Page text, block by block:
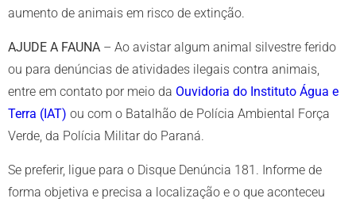
aumento de animais em risco de extinção.
AJUDE A FAUNA – Ao avistar algum animal silvestre ferido
ou para denúncias de atividades ilegais contra animais,
entre em contato por meio da Ouvidoria do Instituto Água e
Terra (IAT) ou com o Batalhão de Polícia Ambiental Força
Verde, da Polícia Militar do Paraná.
Se preferir, ligue para o Disque Denúncia 181. Informe de
forma objetiva e precisa a localização e o que aconteceu